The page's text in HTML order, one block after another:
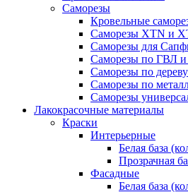
Саморезы
Кровельные
Саморезы XTN и
Саморезы для
Саморезы по ГВЛ
Саморезы по дереву
Саморезы по
Саморезы
Лакокрасочные материалы
Краски
Интерьерные
Белая база
Прозрачная
Фасадные
Белая база